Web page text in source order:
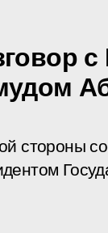
с
стороны